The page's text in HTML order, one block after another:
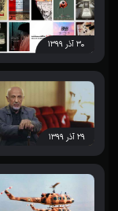
۳۰ آذر ۱۳۹۹
۲۹ آذر ۱۳۹۹